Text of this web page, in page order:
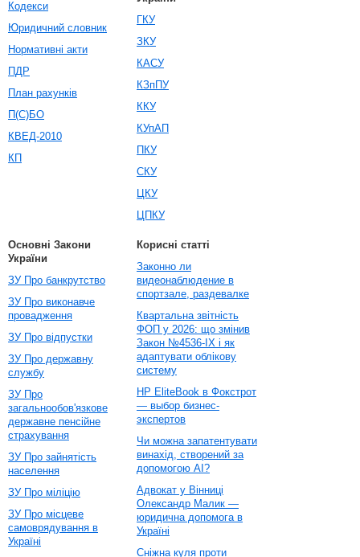
Кодекси
Юридичний словник
Нормативні акти
ПДР
План рахунків
П(С)БО
КВЕД-2010
КП
ГКУ
ЗКУ
КАСУ
КЗпПУ
ККУ
КУпАП
ПКУ
СКУ
ЦКУ
ЦПКУ
Основні Закони
України
ЗУ Про банкрутство
ЗУ Про виконавче
провадження
ЗУ Про відпустки
ЗУ Про державну
службу
ЗУ Про
загальнообов'язкове
державне пенсійне
страхування
ЗУ Про зайнятість
населення
ЗУ Про міліцію
ЗУ Про місцеве
самоврядування в
Україні
Корисні статті
Законно ли
видеонаблюдение в
спортзале, раздевалке
Квартальна звітність
ФОП у 2026: що змінив
Закон №4536-IX і як
адаптувати облікову
систему
HP EliteBook в Фокстрот
— выбор бизнес-
экспертов
Чи можна запатентувати
винахід, створений за
допомогою AI?
Адвокат у Вінниці
Олександр Малик —
юридична допомога в
Україні
Сніжна куля проти